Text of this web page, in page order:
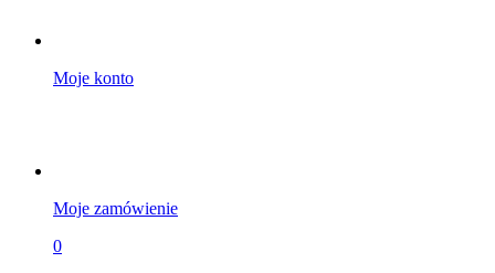
Moje konto
Moje zamówienie
0